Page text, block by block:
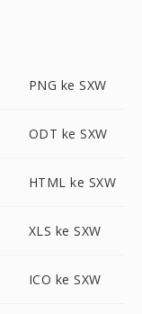
PNG ke SXW
ODT ke SXW
HTML ke SXW
XLS ke SXW
ICO ke SXW